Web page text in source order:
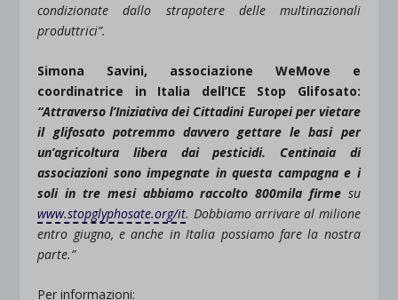
condizionate dallo strapotere delle multinazionali
produttrici”.
Simona Savini, associazione WeMove e
coordinatrice in Italia dell’ICE Stop Glifosato:
“Attraverso l’Iniziativa dei Cittadini Europei per vietare
il glifosato potremmo davvero gettare le basi per
un’agricoltura libera dai pesticidi. Centinaia di
associazioni sono impegnate in questa campagna e i
soli in tre mesi abbiamo raccolto 800mila firmesu
www.stopglyphosate.org/it. Dobbiamo arrivare al milione
entro giugno, e anche in Italia possiamo fare la nostra
parte.”
Per informazioni: